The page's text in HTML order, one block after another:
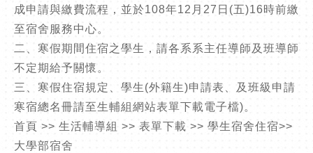
成申請與繳費流程，並於108年12月27日(五)16時前繳
至宿舍服務中心。
二、寒假期間住宿之學生，請各系系主任導師及班導師
不定期給予關懷。
三、寒假住宿規定、學生(外籍生)申請表、及班級申請
寒宿總名冊請至生輔組網站表單下載電子檔)。
首頁 >> 生活輔導組 >> 表單下載 >> 學生宿舍住宿>>
大學部宿舍